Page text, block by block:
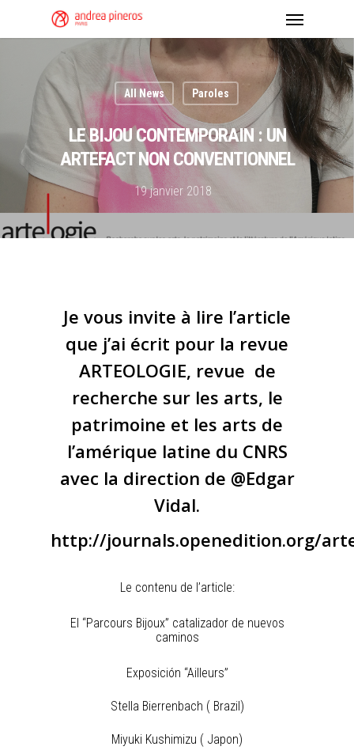
All News Paroles
LE BIJOU CONTEMPORAIN : UN
ARTEFACT NON CONVENTIONNEL
19 janvier 2018
Je vous invite à lire l’article
que j’ai écrit pour la revue
ARTEOLOGIE, revue de
recherche sur les arts, le
patrimoine et les arts de
l’amérique latine du CNRS
avec la direction de @Edgar
Vidal.
http://journals.openedition.org/
Le contenu de l’article:
El “Parcours Bijoux” catalizador de nuevos
caminos
Exposición “Ailleurs”
Stella Bierrenbach ( Brazil)
Miyuki Kushimizu ( Japon)